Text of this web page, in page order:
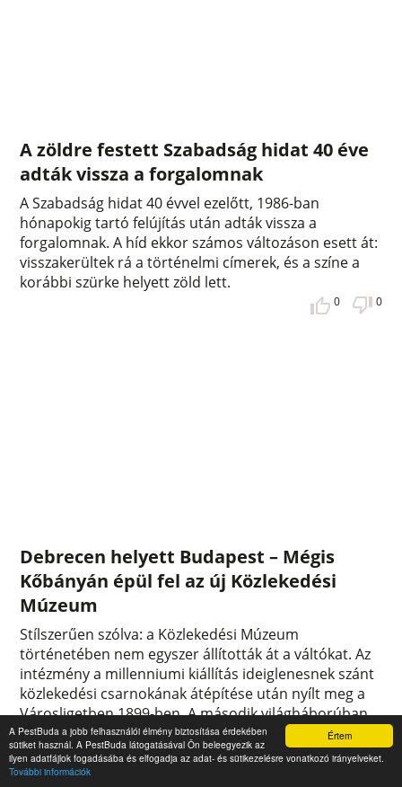
Értem
A PestBuda a jobb felhasználói élmény biztosítása érdekében
sütiket használ. A PestBuda látogatásával Ön beleegyezik az
ilyen adatfájlok fogadásába és elfogadja az adat- és sütikezelésre vonatkozó irányelveket.
További információk
A zöldre festett Szabadság hidat 40 éve
adták vissza a forgalomnak
A Szabadság hidat 40 évvel ezelőtt, 1986-ban
hónapokig tartó felújítás után adták vissza a
forgalomnak. A híd ekkor számos változáson esett át:
visszakerültek rá a történelmi címerek, és a színe a
korábbi szürke helyett zöld lett.
0 0
Debrecen helyett Budapest – Mégis
Kőbányán épül fel az új Közlekedési
Múzeum
Stílszerűen szólva: a Közlekedési Múzeum
történetében nem egyszer állították át a váltókat. Az
intézmény a millenniumi kiállítás ideiglenesnek szánt
közlekedési csarnokának átépítése után nyílt meg a
Városligetben 1899-ben. A második világháborúban
súlyosan megrongálódott, kis híján lebontották,
végül átépítették, és 1966-ban megnyitották. Ám
2017-ben elbontották az épületet, és a múzeum új